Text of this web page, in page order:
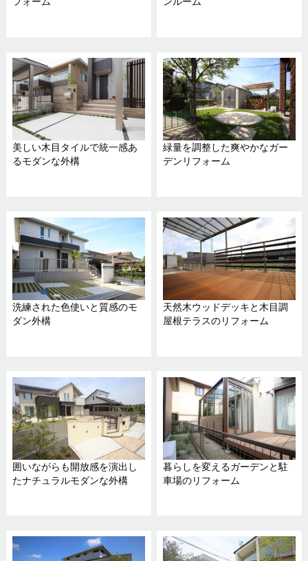
美しい木目タイルで統一感あ
るモダンな外構
緑量を調整した爽やかなガー
デンリフォーム
洗練された色使いと質感のモ
ダン外構
天然木ウッドデッキと木目調
屋根テラスのリフォーム
囲いながらも開放感を演出し
たナチュラルモダンな外構
暮らしを変えるガーデンと駐
車場のリフォーム